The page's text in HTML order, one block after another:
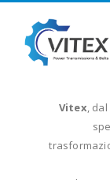
Vitex,